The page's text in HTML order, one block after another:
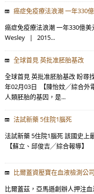
癌症免疫療法浪潮 一年330
癌症免疫療法浪潮 一年330億
Wesley | 2015...
全球首見 英批准胚胎基改
全球首見 英批准胚胎基改 盼尋
年02月03日 【陳怡妏╱綜合外
人類胚胎的基因，是...
法試新藥 5住院1腦死
法試新藥 5住院1腦死 該國史上
【蘇立、邱俊吉╱綜合報導】
比爾蓋資壓寶在血液檢測公
比爾蓋茲，亞馬遜創辦人押注